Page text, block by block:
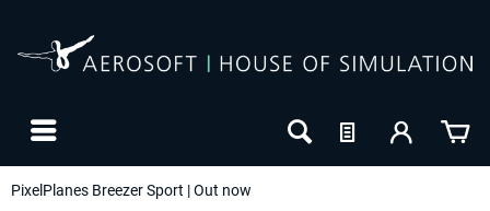
PixelPlanes Breezer Sport | Out now